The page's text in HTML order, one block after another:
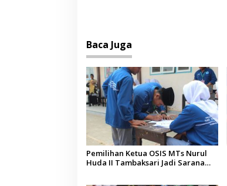
Baca Juga
Pemilihan Ketua OSIS MTs Nurul
Huda II Tambaksari Jadi Sarana